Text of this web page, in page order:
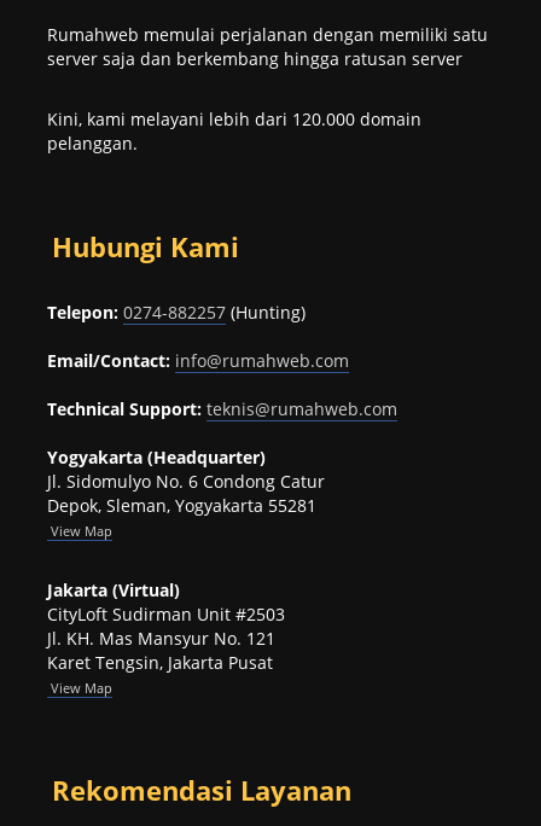
Rumahweb memulai perjalanan dengan memiliki satu
server saja dan berkembang hingga ratusan server
Kini, kami melayani lebih dari 120.000 domain
pelanggan.
Hubungi Kami
Telepon: 0274-882257 (Hunting)
Email/Contact: info@rumahweb.com
Technical Support: teknis@rumahweb.com
Yogyakarta (Headquarter)
Jl. Sidomulyo No. 6 Condong Catur
Depok, Sleman, Yogyakarta 55281
View Map
Jakarta (Virtual)
CityLoft Sudirman Unit #2503
Jl. KH. Mas Mansyur No. 121
Karet Tengsin, Jakarta Pusat
View Map
Rekomendasi Layanan